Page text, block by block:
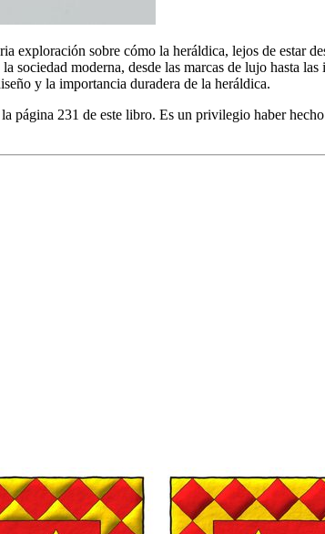
exploración sobre cómo la heráldica, lejos de estar
sociedad moderna, desde las marcas de lujo hasta
y la importancia duradera de la heráldica.
página 231 de este libro. Es un privilegio haber